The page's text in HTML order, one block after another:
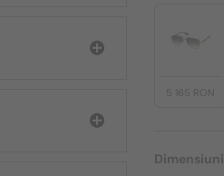
5 165 RON
Dimensiuni